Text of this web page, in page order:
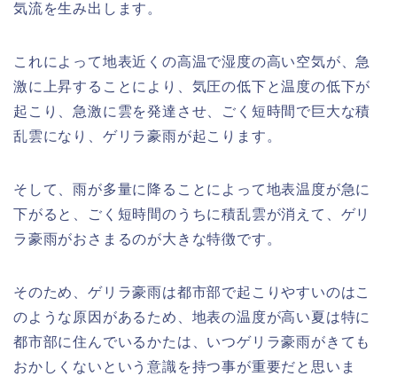
気流を生み出します。
これによって地表近くの高温で湿度の高い空気が、急
激に上昇することにより、気圧の低下と温度の低下が
起こり、急激に雲を発達させ、ごく短時間で巨大な積
乱雲になり、ゲリラ豪雨が起こります。
そして、雨が多量に降ることによって地表温度が急に
下がると、ごく短時間のうちに積乱雲が消えて、ゲリ
ラ豪雨がおさまるのが大きな特徴です。
そのため、ゲリラ豪雨は都市部で起こりやすいのはこ
のような原因があるため、地表の温度が高い夏は特に
都市部に住んでいるかたは、いつゲリラ豪雨がきても
おかしくないという意識を持つ事が重要だと思いま